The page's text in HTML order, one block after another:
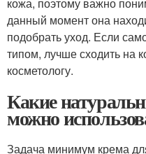
данный момент она
подобрать уход. Если
типом, лучше сходить на
косметологу.
Какие
можно
Задача минимум крема